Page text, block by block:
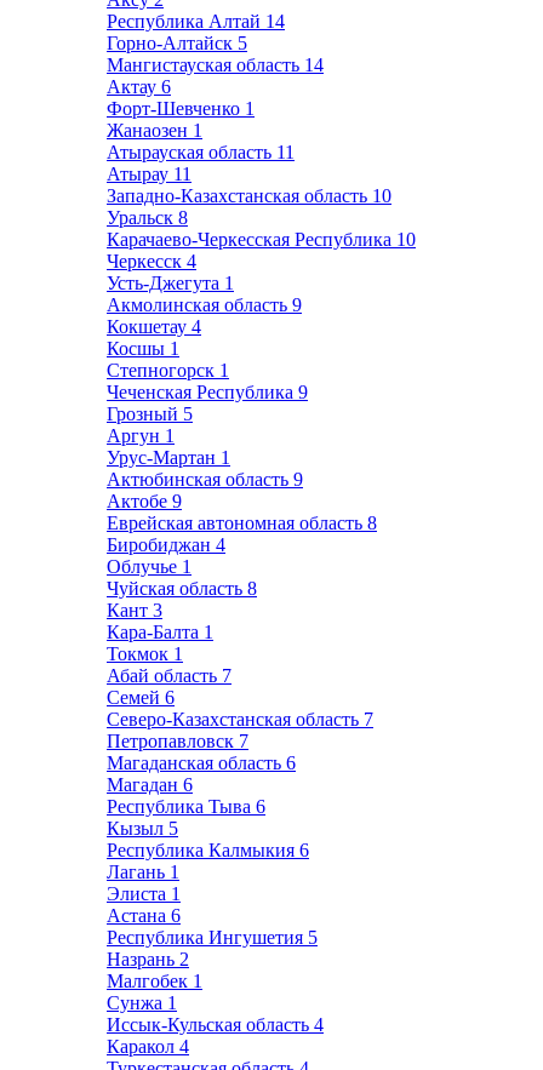
Республика Алтай 14
Горно-Алтайск 5
Мангистауская область 14
Актау 6
Форт-Шевченко 1
Жанаозен 1
Атырауская область 11
Атырау 11
Западно-Казахстанская область 10
Уральск 8
Карачаево-Черкесская Республика 10
Черкесск 4
Усть-Джегута 1
Акмолинская область 9
Кокшетау 4
Косшы 1
Степногорск 1
Чеченская Республика 9
Грозный 5
Аргун 1
Урус-Мартан 1
Актюбинская область 9
Актобе 9
Еврейская автономная область 8
Биробиджан 4
Облучье 1
Чуйская область 8
Кант 3
Кара-Балта 1
Токмок 1
Абай область 7
Семей 6
Северо-Казахстанская область 7
Петропавловск 7
Магаданская область 6
Магадан 6
Республика Тыва 6
Кызыл 5
Республика Калмыкия 6
Лагань 1
Элиста 1
Астана 6
Республика Ингушетия 5
Назрань 2
Малгобек 1
Сунжа 1
Иссык-Кульская область 4
Каракол 4